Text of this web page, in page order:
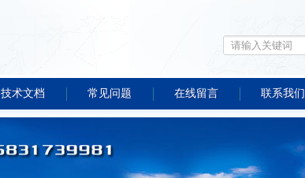
技术文档 常见问题 在线留言 联系我们